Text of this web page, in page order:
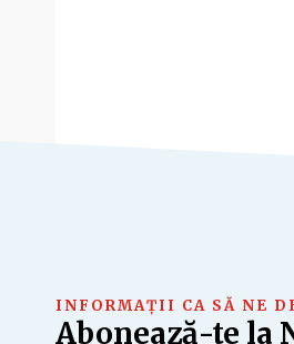
INFORMAȚII CA SĂ NE
Abonează-te la